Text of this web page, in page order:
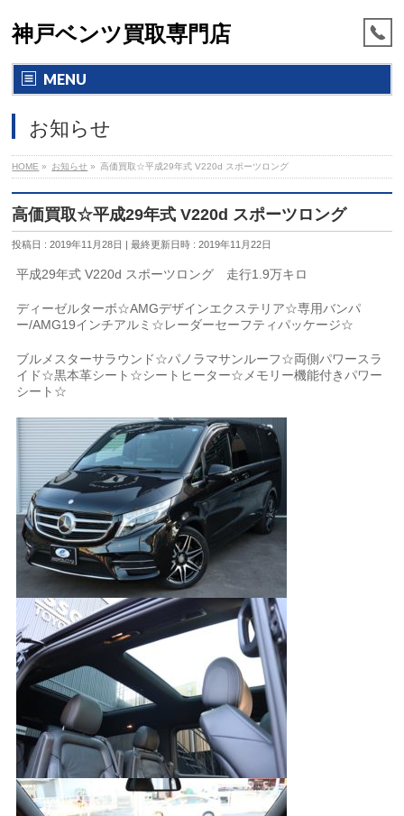
神戸ベンツ買取専門店
MENU
お知らせ
HOME » お知らせ » 高価買取☆平成29年式 V220d スポーツロング
高価買取☆平成29年式 V220d スポーツロング
投稿日 : 2019年11月28日 最終更新日時 : 2019年11月22日
平成29年式 V220d スポーツロング 走行1.9万キロ
ディーゼルターボ☆AMGデザインエクステリア☆専用バンパ
ー/AMG19インチアルミ☆レーダーセーフティパッケージ☆
ブルメスターサラウンド☆パノラマサンルーフ☆両側パワースラ
イド☆黒本革シート☆シートヒーター☆メモリー機能付きパワー
シート☆